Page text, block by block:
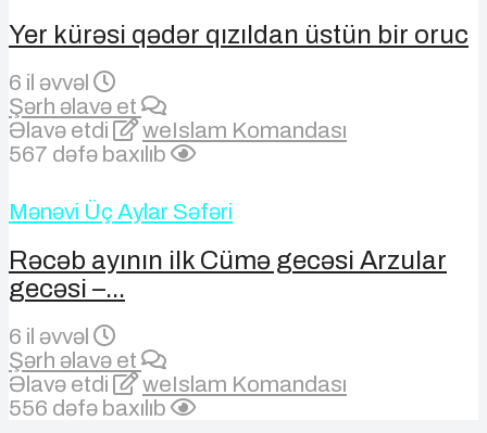
Yer kürəsi qədər qızıldan üstün bir oruc
6 il əvvəl
Şərh əlavə et
Əlavə etdi
weIslam Komandası
567 dəfə baxılıb
Mənəvi Üç Aylar Səfəri
Rəcəb ayının ilk Cümə gecəsi Arzular
gecəsi –...
6 il əvvəl
Şərh əlavə et
Əlavə etdi
weIslam Komandası
556 dəfə baxılıb